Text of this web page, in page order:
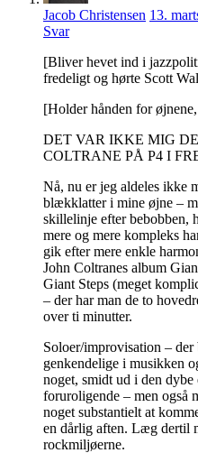
Jacob Christensen 13.
Svar
[Bliver hevet ind i
fredeligt og hørte Scott
[Holder hånden for
DET VAR IKKE MIG
COLTRANE PÅ P4 I
Nå, nu er jeg aldeles ikke
blækklatter i mine øjne –
skillelinje efter bebobben,
mere og mere kompleks
gik efter mere enkle
John Coltranes album
Giant Steps (meget
– der har man de to
over ti minutter.
Soloer/improvisation –
genkendelige i musikken
noget, smidt ud i den
foruroligende – men også
noget substantielt at
en dårlig aften. Læg dertil
rockmiljøerne.